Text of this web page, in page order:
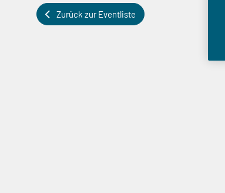
Zurück zur Eventliste